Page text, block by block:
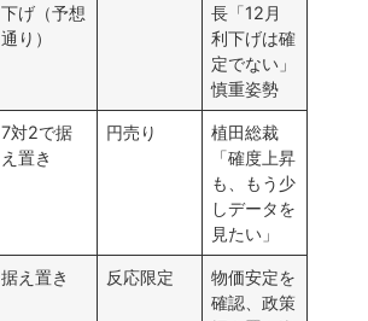
下げ（予想
通り）
長「12月
利下げは確
定でない」
慎重姿勢
7対2で据
え置き
円売り
植田総裁
「確度上昇
も、もう少
しデータを
見たい」
据え置き 反応限定
物価安定を
確認、政策